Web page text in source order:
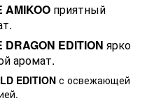
AMIKOO приятный
EDITION ярко
аромат.
EDITION с освежающей